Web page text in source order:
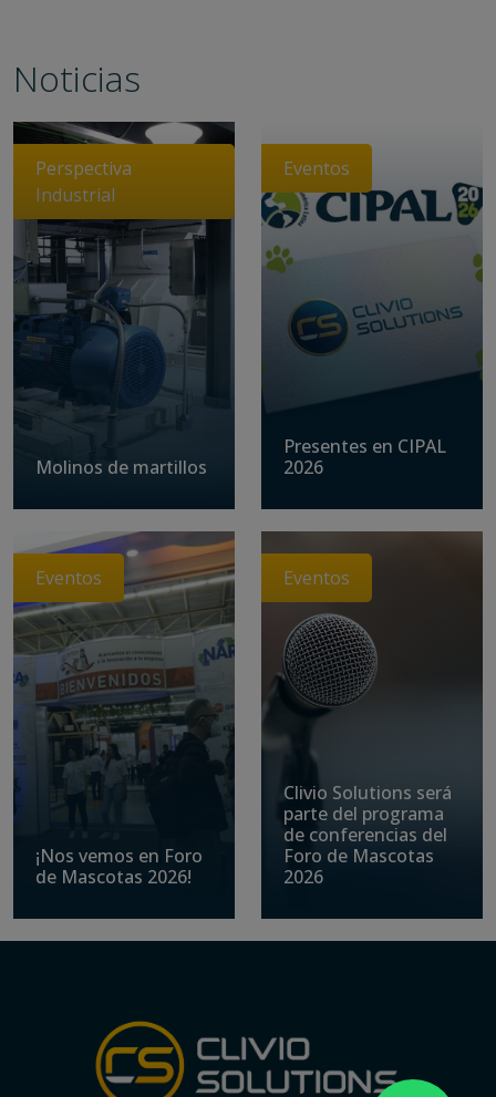
Noticias
Perspectiva
Industrial
Molinos de martillos
Eventos
Presentes en CIPAL
2026
Eventos
¡Nos vemos en Foro
de Mascotas 2026!
Eventos
Clivio Solutions será
parte del programa
de conferencias del
Foro de Mascotas
2026